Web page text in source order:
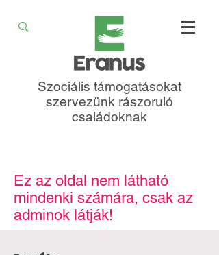
Szociális támogatásokat
szervezünk rászoruló
családoknak
Ez az oldal nem látható
mindenki számára, csak az
adminok látják!